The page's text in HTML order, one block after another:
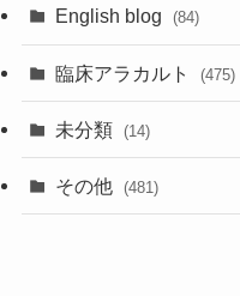
English blog (84)
臨床アラカルト (475)
未分類 (14)
その他 (481)